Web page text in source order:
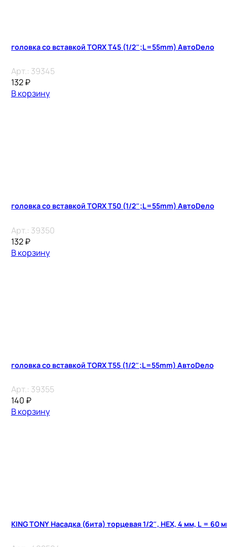
головка со вставкой TORX T45 (1/2″;L=55mm) АвтоDело
Арт.: 39345
132₽
В корзину
головка со вставкой TORX T50 (1/2″;L=55mm) АвтоDело
Арт.: 39350
132₽
В корзину
головка со вставкой TORX T55 (1/2″;L=55mm) АвтоDело
Арт.: 39355
140 ₽
В корзину
KING TONY Насадка (бита) торцевая 1/2″, HEX, 4 мм, L = 60